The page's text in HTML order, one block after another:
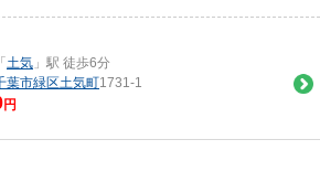
「 土気 」駅 徒歩6分
葉市緑区土気町1731-1
円